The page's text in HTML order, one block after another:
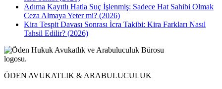
Adıma Kayıtlı Hatla Suç İşlenmiş: Sadece Hat Sahibi Olmak
Ceza Almaya Yeter mi? (2026)
Kira Tespit Davası Sonrası İcra Takibi: Kira Farkları Nasıl
Tahsil Edilir? (2026)
ÖDEN AVUKATLIK & ARABULUCULUK